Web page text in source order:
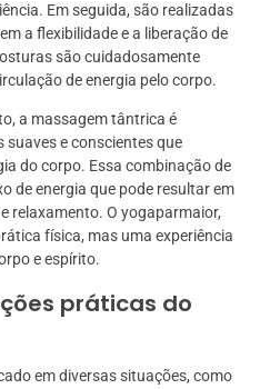
Em seguida, são realizadas
a flexibilidade e a liberação de
são cuidadosamente
de energia pelo corpo.
a massagem tântrica é
e conscientes que
do corpo. Essa combinação de
de energia que pode resultar em
relaxamento. O yogaparmaior,
física, mas uma experiência
e espírito.
práticas do
em diversas situações, como